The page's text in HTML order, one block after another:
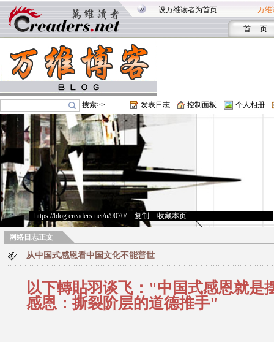
设万维读者为首页 万维
首 页
搜索>> 发表日志 控制面板 个人相册
https://blog.creaders.net/u/9070/> 复制 收藏本页
网络日志正文
从中国式感恩看中国文化不能普世
以下轉貼羽谈飞："中国式感恩就
感恩：撕裂阶层的道德推手"